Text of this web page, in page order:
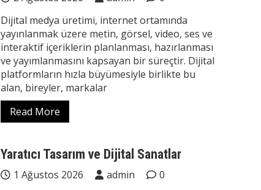
Dijital medya üretimi, internet ortamında
yayınlanmak üzere metin, görsel, video, ses ve
interaktif içeriklerin planlanması, hazırlanması
ve yayımlanmasını kapsayan bir süreçtir. Dijital
platformların hızla büyümesiyle birlikte bu
alan, bireyler, markalar
Read More
Yaratıcı Tasarım ve Dijital Sanatlar
1 Ağustos 2026 admin
0